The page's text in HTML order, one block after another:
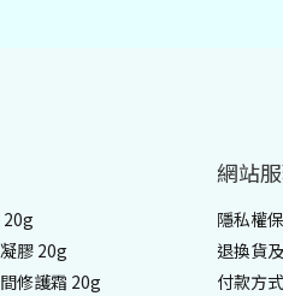
膠 20g
修護霜 20g
網站
隱私權
退換貨
付款方